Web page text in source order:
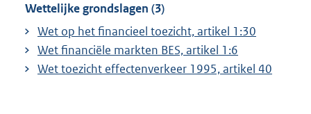
Wettelijke grondslagen (3)
Wet op het financieel toezicht, artikel 1:30
Wet financiële markten BES, artikel 1:6
Wet toezicht effectenverkeer 1995, artikel 40